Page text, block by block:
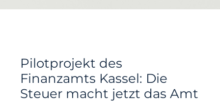
Pilotprojekt des
Finanzamts Kassel: Die
Steuer macht jetzt das Amt